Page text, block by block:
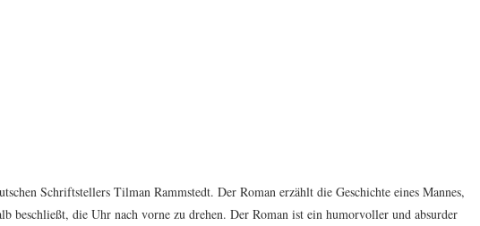
Schriftstellers Tilman Rammstedt. Der Roman erzählt die Geschichte eines Mannes,
beschließt, die Uhr nach vorne zu drehen. Der Roman ist ein humorvoller und absurder